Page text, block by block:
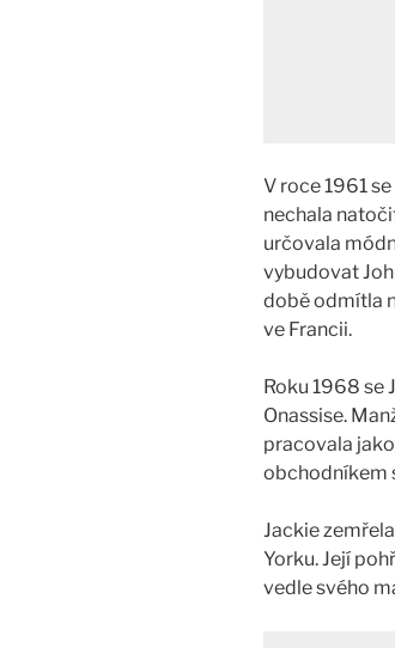
V roce 1961
nechala
určovala
vybudovat
době odmítla
ve Francii.
Roku 1968
Onassise.
pracovala
obchodníkem
Jackie
Yorku. Její
vedle svého